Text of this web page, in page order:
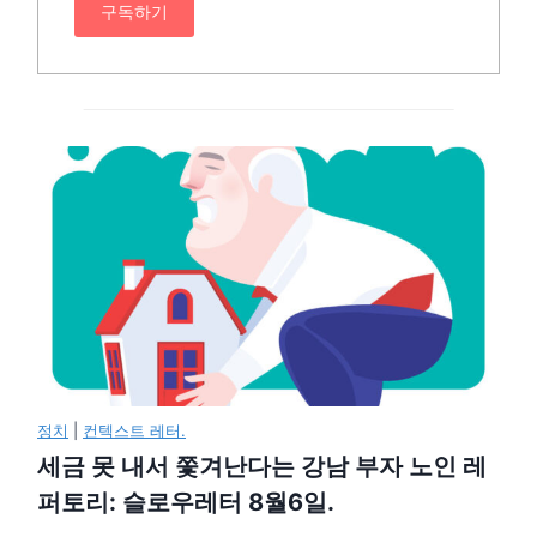
구독하기
정치 컨텍스트 레터.
세금 못 내서 쫓겨난다는 강남 부자 노인 레
퍼토리: 슬로우레터 8월6일.